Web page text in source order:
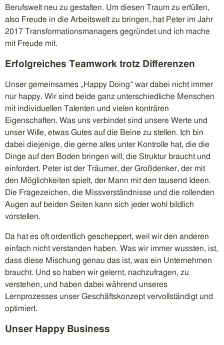
Berufswelt neu zu gestalten. Um diesen Traum zu erfüllen,
also Freude in die Arbeitswelt zu bringen, hat Peter im Jahr
2017 Transformationsmanagers gegründet und ich mache
mit Freude mit.
Erfolgreiches Teamwork trotz Differenzen
Unser gemeinsames „Happy Doing“ war dabei nicht immer
nur happy. Wir sind beide ganz unterschiedliche Menschen
mit individuellen Talenten und vielen konträren
Eigenschaften. Was uns verbindet sind unsere Werte und
unser Wille, etwas Gutes auf die Beine zu stellen. Ich bin
dabei diejenige, die gerne alles unter Kontrolle hat, die die
Dinge auf den Boden bringen will, die Struktur braucht und
einfordert. Peter ist der Träumer, der Großdenker, der mit
den Möglichkeiten spielt, der Mann mit den tausend Ideen.
Die Fragezeichen, die Missverständnisse und die rollenden
Augen auf beiden Seiten kann sich jeder wohl bildlich
vorstellen.
Da hat es oft ordentlich gescheppert, weil wir den anderen
einfach nicht verstanden haben. Was wir immer wussten, ist,
dass diese Mischung genau das ist, was ein Unternehmen
braucht. Und so haben wir gelernt, nachzufragen, zu
verstehen, und haben dabei während unseres
Lernprozesses unser Geschäftskonzept vervollständigt und
optimiert.
Unser Happy Business